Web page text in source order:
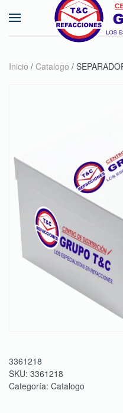
Skip to main content
Inicio / Catalogo /
3361218
SKU: 3361218
Categoría: Catalogo